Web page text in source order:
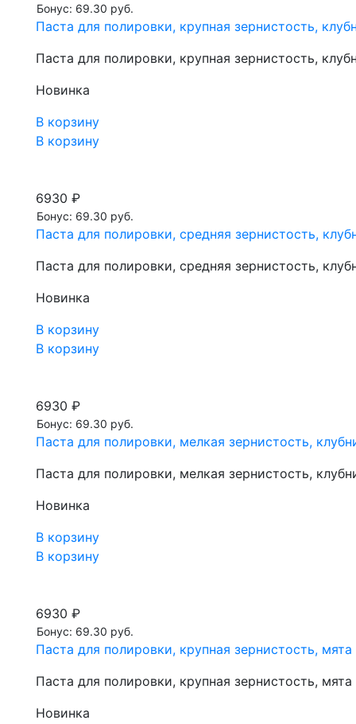
Бонус: 69.30 руб.
Паста для полировки, крупная зернистость,
Паста для полировки, крупная зернистость,
Новинка
В корзину
В корзину
6930 ₽
Бонус: 69.30 руб.
Паста для полировки, средняя зернистость,
Паста для полировки, средняя зернистость,
Новинка
В корзину
В корзину
6930 ₽
Бонус: 69.30 руб.
Паста для полировки, мелкая зернистость,
Паста для полировки, мелкая зернистость,
Новинка
В корзину
В корзину
6930 ₽
Бонус: 69.30 руб.
Паста для полировки, крупная зернистость,
Паста для полировки, крупная зернистость,
Новинка